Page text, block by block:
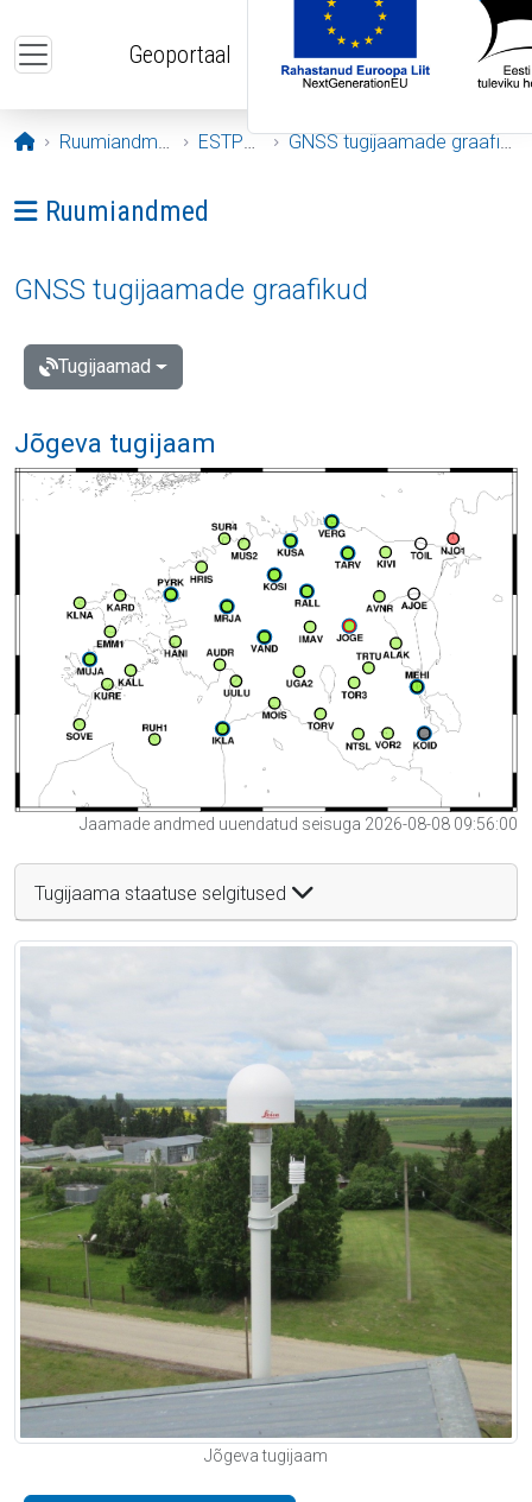
Geoportaal
Avaleht
Ruumiandmed ESTPOS GNSS tugijaamade graafikud
Ava menüü: Ruumiandmed
Ruumiandmed
GNSS tugijaamade graafikud
Tugijaamad
Jõgeva tugijaam
Jaamade andmed uuendatud seisuga 2026-08-08 09:56:00
Tugijaama staatuse selgitused
Jõgeva tugijaam